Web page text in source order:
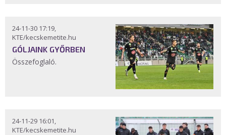
24-11-30 17:19,
KTE/kecskemetite.hu
GÓLJAINK GYŐRBEN
Összefoglaló.
24-11-29 16:01,
KTE/kecskemetite.hu